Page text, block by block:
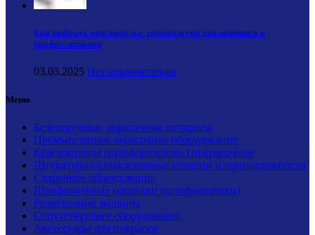
Как выбрать краскопульт: руководство для новичков и
профессионалов
03.03.2025 Нет комментариев
Меню
Безвоздушные окрасочные аппараты
Промышленное окрасочное оборудование
Краскопульты (пульверизаторы) покрасочные
Штукатурно-шпаклевочные станции и принадлежности
Сварочное оборудование
Шлифовальные машинки (шлифмашинки)
Разметочные машины
Сопутствующее оборудование
Аксессуары для покраски